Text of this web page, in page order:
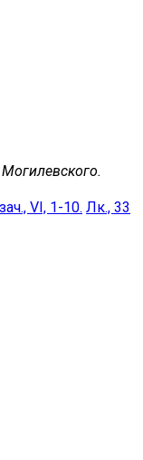
VI, 1-10. Лк., 33